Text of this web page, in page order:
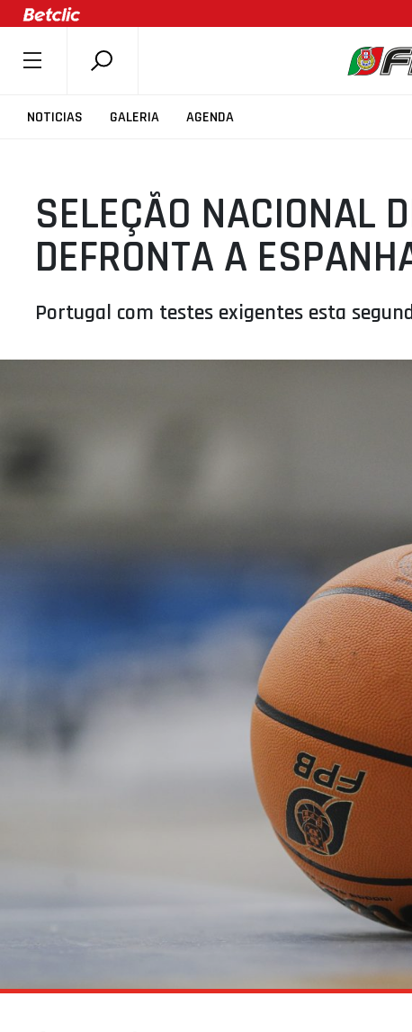
NOTICIAS GALERIA AGENDA
SOBRE A FPB
COMPETIÇÕES
ASSOCIAÇÕES
CLUBES
AGENTES
AGENDA
SELEÇÕES
SELEÇÃO NACIONAL
DEFRONTA A
Portugal com testes exigentes esta